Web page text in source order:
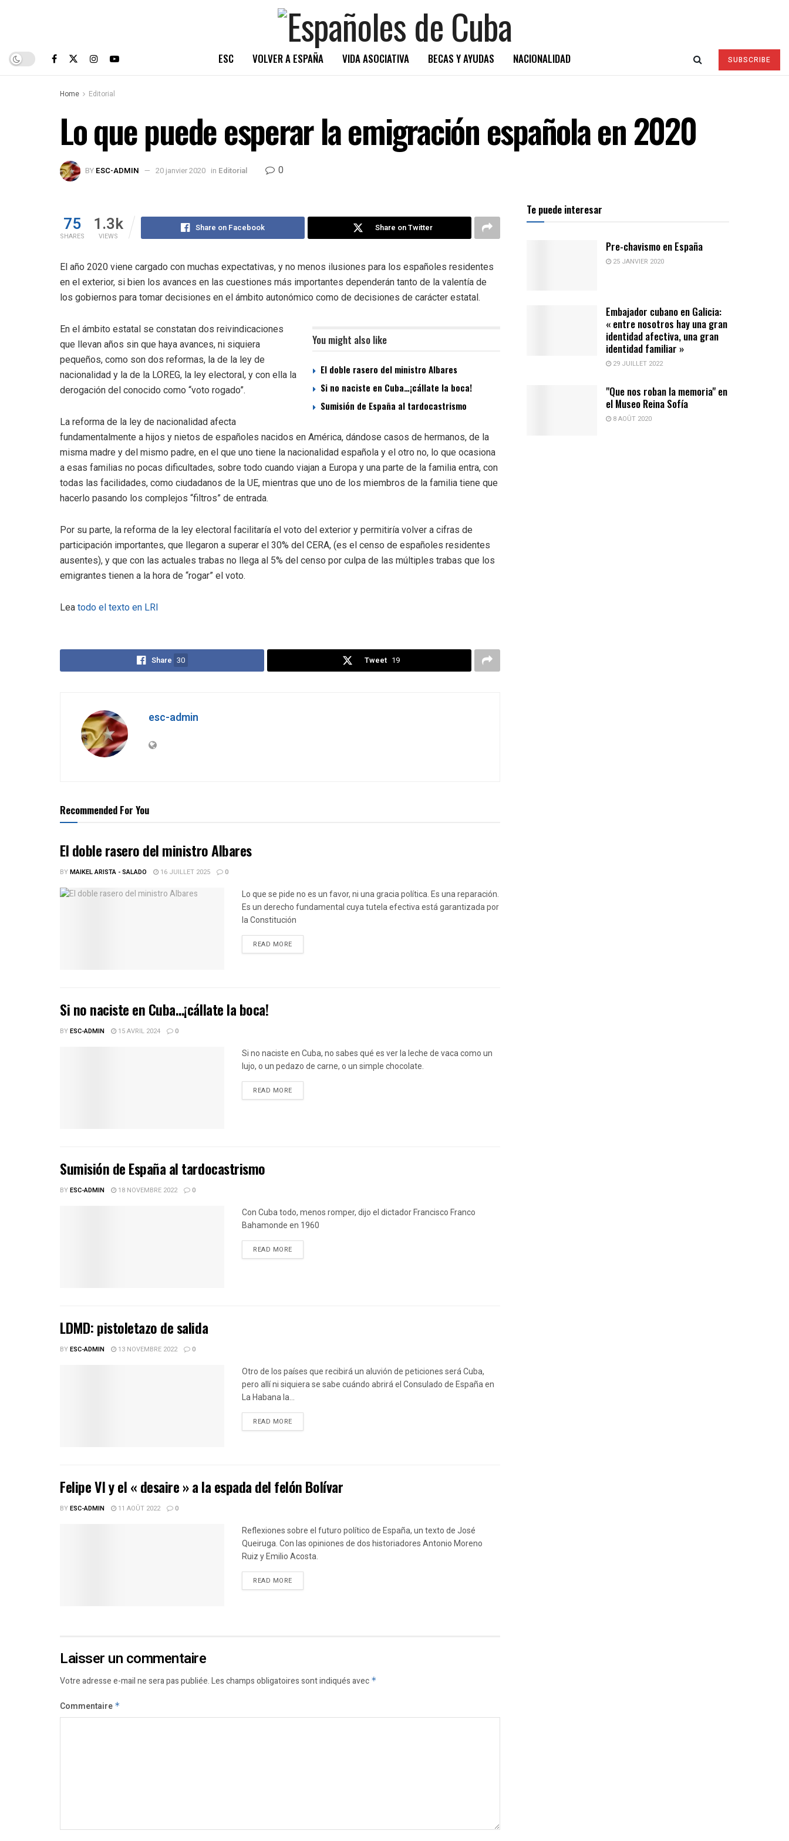
ESC VOLVER A ESPAÑA VIDA ASOCIATIVA BECAS Y AYUDAS NACIONALIDAD SUBSCRIBE
Home Editorial
Lo que puede esperar la emigración española en 2020
BY ESC-ADMIN 20 janvier 2020 in Editorial 0
75
SHARES
1.3k
VIEWS
Share on Facebook Share on Twitter
El año 2020 viene cargado con muchas expectativas, y no menos ilusiones para los españoles residentes
en el exterior, si bien los avances en las cuestiones más importantes dependerán tanto de la valentía de
los gobiernos para tomar decisiones en el ámbito autonómico como de decisiones de carácter estatal.
You might also like
El doble rasero del ministro Albares
Si no naciste en Cuba…¡cállate la boca!
Sumisión de España al tardocastrismo
En el ámbito estatal se constatan dos reivindicaciones
que llevan años sin que haya avances, ni siquiera
pequeños, como son dos reformas, la de la ley de
nacionalidad y la de la LOREG, la ley electoral, y con ella la
derogación del conocido como “voto rogado”.
La reforma de la ley de nacionalidad afecta
fundamentalmente a hijos y nietos de españoles nacidos en América, dándose casos de hermanos, de la
misma madre y del mismo padre, en el que uno tiene la nacionalidad española y el otro no, lo que ocasiona
a esas familias no pocas dificultades, sobre todo cuando viajan a Europa y una parte de la familia entra, con
todas las facilidades, como ciudadanos de la UE, mientras que uno de los miembros de la familia tiene que
hacerlo pasando los complejos “filtros” de entrada.
Por su parte, la reforma de la ley electoral facilitaría el voto del exterior y permitiría volver a cifras de
participación importantes, que llegaron a superar el 30% del CERA, (es el censo de españoles residentes
ausentes), y que con las actuales trabas no llega al 5% del censo por culpa de las múltiples trabas que los
emigrantes tienen a la hora de “rogar” el voto.
Lea todo el texto en LRI
Share 30 Tweet 19
esc-admin
Recommended For You
El doble rasero del ministro Albares
BYMAIKEL ARISTA - SALADO 16 JUILLET 2025 0
Lo que se pide no es un favor, ni una gracia política. Es una reparación.
Es un derecho fundamental cuya tutela efectiva está garantizada por
la Constitución
READ MOREDETAILS
Si no naciste en Cuba…¡cállate la boca!
BYESC-ADMIN 15 AVRIL 2024 0
Si no naciste en Cuba, no sabes qué es ver la leche de vaca como un
lujo, o un pedazo de carne, o un simple chocolate.
READ MOREDETAILS
Sumisión de España al tardocastrismo
BYESC-ADMIN 18 NOVEMBRE 2022 0
Con Cuba todo, menos romper, dijo el dictador Francisco Franco
Bahamonde en 1960
READ MOREDETAILS
LDMD: pistoletazo de salida
BYESC-ADMIN 13 NOVEMBRE 2022 0
Otro de los países que recibirá un aluvión de peticiones será Cuba,
pero allí ni siquiera se sabe cuándo abrirá el Consulado de España en
La Habana la...
READ MOREDETAILS
Felipe VI y el « desaire » a la espada del felón Bolívar
BYESC-ADMIN 11 AOÛT 2022 0
Reflexiones sobre el futuro político de España, un texto de José
Queiruga. Con las opiniones de dos historiadores Antonio Moreno
Ruiz y Emilio Acosta.
READ MOREDETAILS
Laisser un commentaire
Votre adresse e-mail ne sera pas publiée.Les champs obligatoires sont indiqués avec *
Commentaire *
Te puede interesar
Pre-chavismo en España
25 JANVIER 2020
Embajador cubano en Galicia:
« entre nosotros hay una gran
identidad afectiva, una gran
identidad familiar »
29 JUILLET 2022
"Que nos roban la memoria" en
el Museo Reina Sofía
8 AOÛT 2020